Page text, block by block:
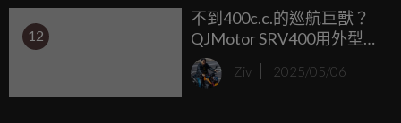
旁變身漂移賽道！想知道這小傢伙有多猛？快來看這篇超嗨
報導，保證你想立刻預訂一台來耍！
12
不到400c.c.的巡航巨獸？
QJMotor SRV400用外型玩
爆級距想像！
Ziv 2025/05/06